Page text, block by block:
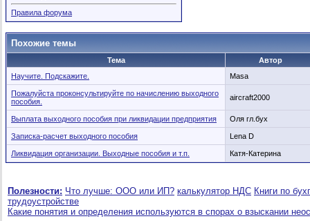
Правила форума
Похожие темы
Тема
Автор
Научите. Подскажите.
Masa
Пожалуйста проконсультируйте по начислению выходного
пособия.
aircraft2000
Выплата выходного пособия при ликвидации предприятия Оля гл.бух
Записка-расчет выходного пособия Lena D
Ликвидация организации. Выходные пособия и т.п. Катя-Катерина
Полезности: Что лучше: ООО или ИП? калькулятор НДС Книги по
трудоустройстве
Какие понятия и определения используются в спорах о взыскании